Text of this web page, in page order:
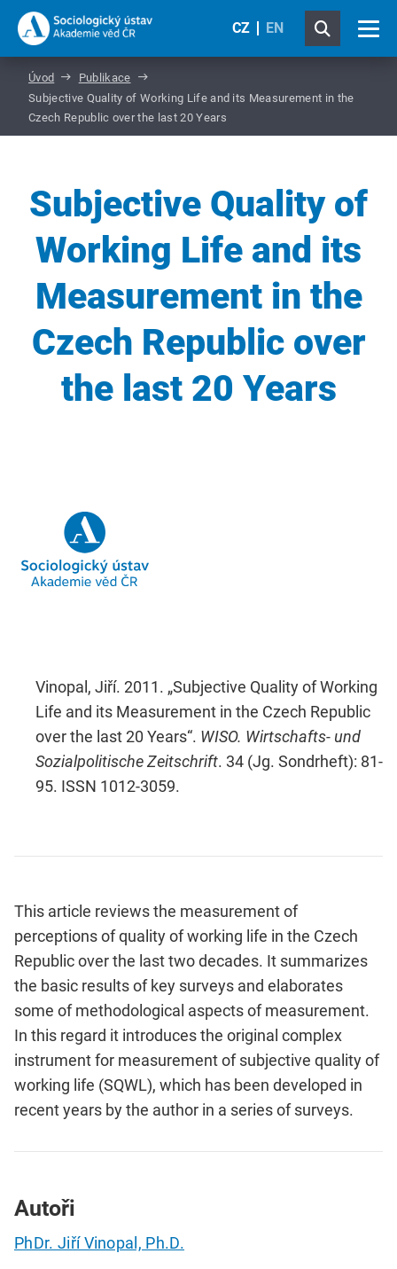
CZ EN
Úvod
Publikace
Subjective Quality of Working Life and its Measurement in the
Czech Republic over the last 20 Years
Subjective Quality of
Working Life and its
Measurement in the
Czech Republic over
the last 20 Years
Vinopal, Jiří. 2011. „Subjective Quality of Working
Life and its Measurement in the Czech Republic
over the last 20 Years“. WISO. Wirtschafts- und
Sozialpolitische Zeitschrift. 34 (Jg. Sondrheft): 81-
95. ISSN 1012-3059.
This article reviews the measurement of
perceptions of quality of working life in the Czech
Republic over the last two decades. It summarizes
the basic results of key surveys and elaborates
some of methodological aspects of measurement.
In this regard it introduces the original complex
instrument for measurement of subjective quality of
working life (SQWL), which has been developed in
recent years by the author in a series of surveys.
Autoři
PhDr. Jiří Vinopal, Ph.D.